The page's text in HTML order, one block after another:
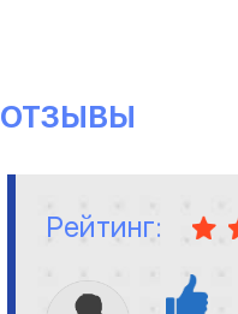
ОТЗЫВЫ
Рейтинг: